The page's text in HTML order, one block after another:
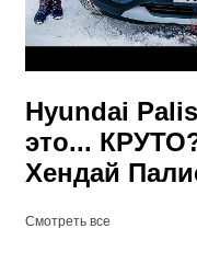
Hyundai
это...
Хендай
Смотреть все